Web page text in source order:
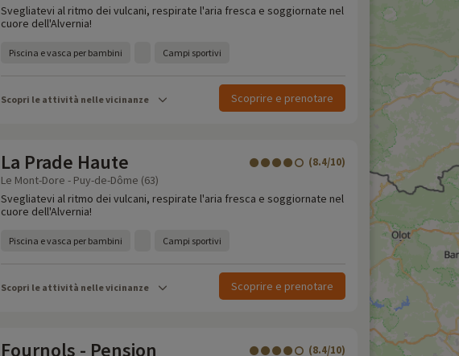
Svegliatevi al ritmo dei vulcani, respirate l'aria fresca e soggiornate nel
cuore dell'Alvernia!
Piscina e vasca per bambini Campi sportivi
Scopri le attività nelle vicinanze Scoprire e prenotare
La Prade Haute (8.4/10)
Le Mont-Dore - Puy-de-Dôme (63)
Svegliatevi al ritmo dei vulcani, respirate l'aria fresca e soggiornate nel
cuore dell'Alvernia!
Piscina e vasca per bambini Campi sportivi
Scopri le attività nelle vicinanze Scoprire e prenotare
Fournols - Pension (8.4/10)